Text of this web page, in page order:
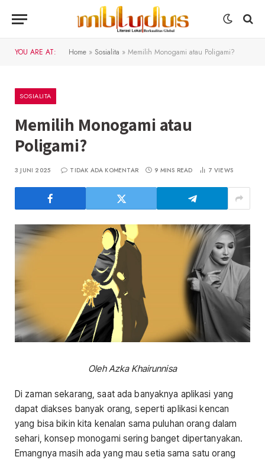
YOU ARE AT: Home » Sosialita » Memilih Monogami atau Poligami?
SOSIALITA
Memilih Monogami atau
Poligami?
3 JUNI 2025 TIDAK ADA KOMENTAR 9 MINS READ 7VIEWS
OlehAzka Khairunnisa
Di zaman sekarang, saat ada banyaknya aplikasi yang
dapat diakses banyak orang, seperti aplikasi kencan
yang bisa bikin kita kenalan sama puluhan orang dalam
sehari, konsep monogami sering banget dipertanyakan.
Emangnya masih ada yang mau setia sama satu orang